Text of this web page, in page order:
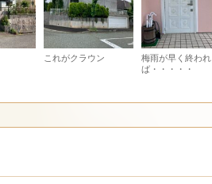
これがクラウン
梅雨が早く終われ
ば・・・・・